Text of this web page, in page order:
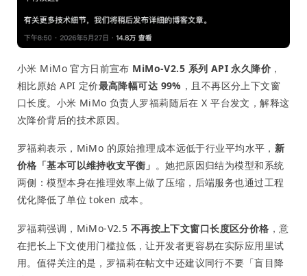
小米 MiMo 官方日前宣布 MiMo-V2.5 系列 API 永久降价 ，
相比原始 API 定价最高降幅可达 99% ，且不再区分上下文窗
口长度。小米 MiMo 负责人罗福莉随后在 X 平台发文，解释这
次降价背后的技术原因。
罗福莉表示，MiMo 的原始推理成本远低于行业平均水平， 新
价格「基本可以维持收支平衡」 。她把原因归结为模型和系统
两侧：模型本身在推理效率上做了压缩，后端服务也通过工程
优化降低了单位 token 成本。
罗福莉强调，MiMo-V2.5 不再按上下文窗口长度区分价格 ，意
在把长上下文使用门槛拉低，让开发者更容易在实际应用里试
用。值得关注的是，罗福莉在帖文中还建议同行不要「盲目降